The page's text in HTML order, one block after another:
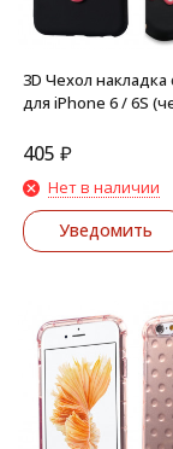
3D Чехол накладка
для iPhone 6 / 6S
405 ₽
Нет в наличии
Уведомить